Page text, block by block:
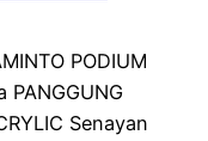
PODIUM
PANGGUNG
Senayan